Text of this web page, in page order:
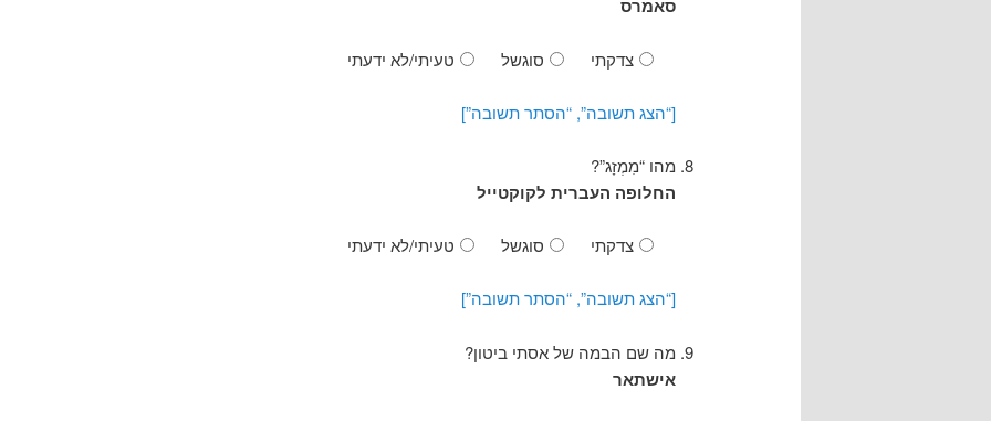
סאמרס
צדקתי סוגשל טעיתי/לא ידעתי
[“הצג תשובה”, “הסתר תשובה”]
מהו “מִמְזָג”?
החלופה העברית לקוקטייל
צדקתי סוגשל טעיתי/לא ידעתי
[“הצג תשובה”, “הסתר תשובה”]
מה שם הבמה של אסתי ביטון?
אישתאר